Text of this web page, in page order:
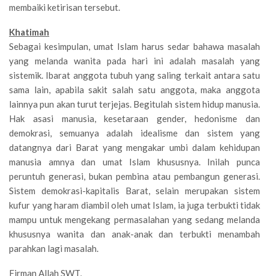
membaiki ketirisan tersebut.
Khatimah
Sebagai kesimpulan, umat Islam harus sedar bahawa masalah
yang melanda wanita pada hari ini adalah masalah yang
sistemik. Ibarat anggota tubuh yang saling terkait antara satu
sama lain, apabila sakit salah satu anggota, maka anggota
lainnya pun akan turut terjejas. Begitulah sistem hidup manusia.
Hak asasi manusia, kesetaraan gender, hedonisme dan
demokrasi, semuanya adalah idealisme dan sistem yang
datangnya dari Barat yang mengakar umbi dalam kehidupan
manusia amnya dan umat Islam khususnya. Inilah punca
peruntuh generasi, bukan pembina atau pembangun generasi.
Sistem demokrasi-kapitalis Barat, selain merupakan sistem
kufur yang haram diambil oleh umat Islam, ia juga terbukti tidak
mampu untuk mengekang permasalahan yang sedang melanda
khususnya wanita dan anak-anak dan terbukti menambah
parahkan lagi masalah.
Firman Allah SWT,